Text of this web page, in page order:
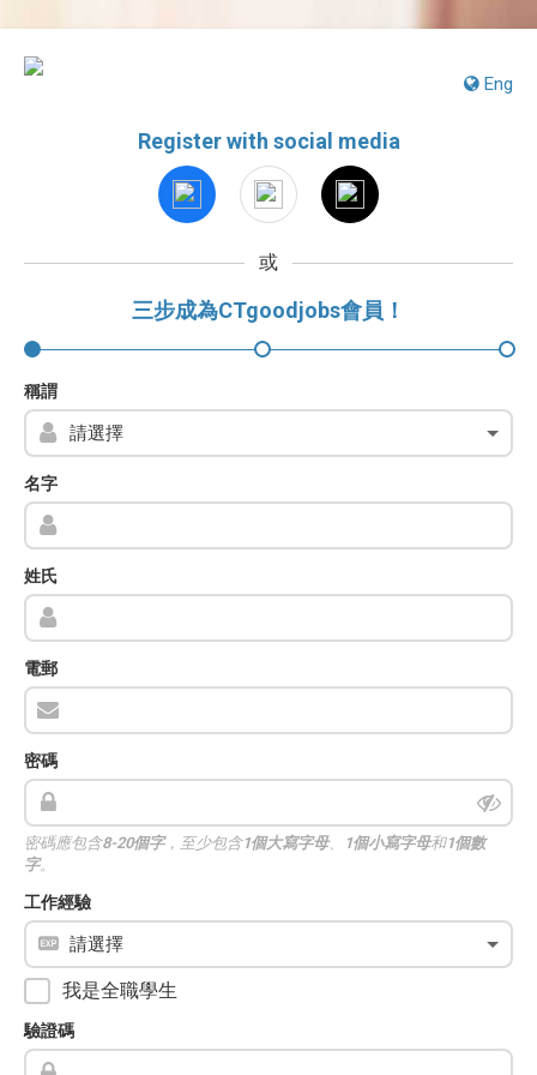
Eng
Register with social media
或
三步成為CTgoodjobs會員！
稱謂
名字
姓氏
電郵
密碼
密碼應包含8-20個字，至少包含1個大寫字母、 1個小寫字母和1個數
字。
工作經驗
我是全職學生
驗證碼